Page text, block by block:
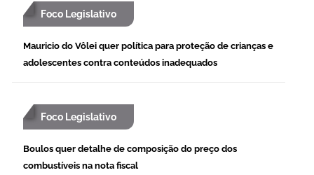
Foco Legislativo
Mauricio do Vôlei quer política para proteção de crianças e
adolescentes contra conteúdos inadequados
Foco Legislativo
Boulos quer detalhe de composição do preço dos
combustíveis na nota fiscal